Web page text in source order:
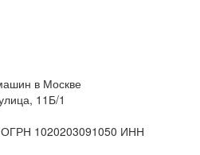
в Москве
11Б/1
1020203091050 ИНН